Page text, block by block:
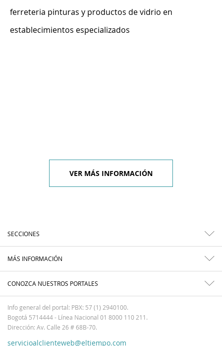
ferreteria pinturas y productos de vidrio en
establecimientos especializados
VER MÁS INFORMACIÓN
SECCIONES
MÁS INFORMACIÓN
CONOZCA NUESTROS PORTALES
Info general del portal: PBX: 57 (1) 2940100.
Bogotá 5714444 - Línea Nacional 01 8000 110 211.
Dirección: Av. Calle 26 # 68B-70.
servicioalclienteweb@eltiempo.com